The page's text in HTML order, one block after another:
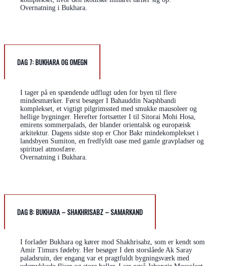
Overnatning i Bukhara.
DAG 7: BUKHARA OG OMEGN
I tager på en spændende udflugt uden for byen til flere
mindesmærker. Først besøger I Bahauddin Naqshbandi
komplekset, et vigtigt pilgrimssted med smukke mausoleer og
hellige bygninger. Herefter fortsætter I til Sitorai Mohi Hosa,
emirens sommerpalads, der blander orientalsk og europæisk
arkitektur. Dagens sidste stop er Chor Bakr mindekomplekset i
landsbyen Sumiton, en fredfyldt oase med gamle gravpladser og
spirituel atmosfære.
Overnatning i Bukhara.
DAG 8: BUKHARA – SHAKHRISABZ – SAMARKAND
I forlader Bukhara og kører mod Shakhrisabz, som er kendt som
Amir Timurs fødeby. Her besøger I den storslåede Ak Saray
paladsruin, der engang var et pragtfuldt bygningsværk med